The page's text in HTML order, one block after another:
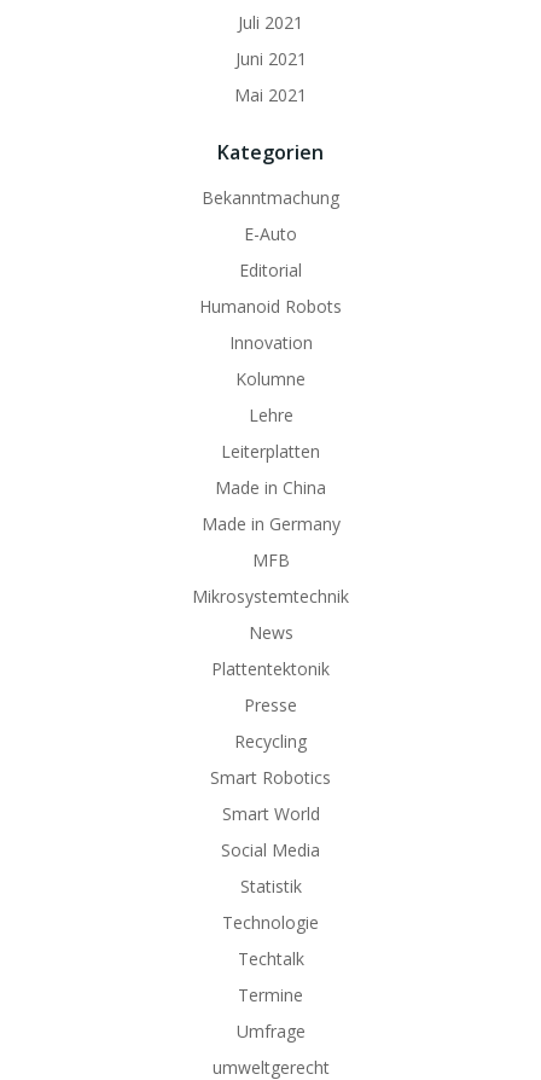
Juli 2021
Juni 2021
Mai 2021
Kategorien
Bekanntmachung
E-Auto
Editorial
Humanoid Robots
Innovation
Kolumne
Lehre
Leiterplatten
Made in China
Made in Germany
MFB
Mikrosystemtechnik
News
Plattentektonik
Presse
Recycling
Smart Robotics
Smart World
Social Media
Statistik
Technologie
Techtalk
Termine
Umfrage
umweltgerecht